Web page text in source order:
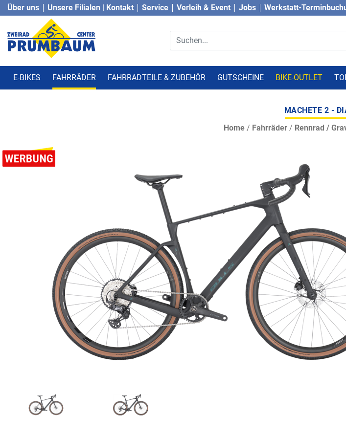
Über uns Unsere Filialen | Kontakt Service Verleih & Event Jobs Werkstatt-
E-BIKES FAHRRÄDER FAHRRADTEILE & ZUBEHÖR GUTSCHEINE BIKE-OUTLET
MACHETE 2 -
Home / Fahrräder / Rennrad /